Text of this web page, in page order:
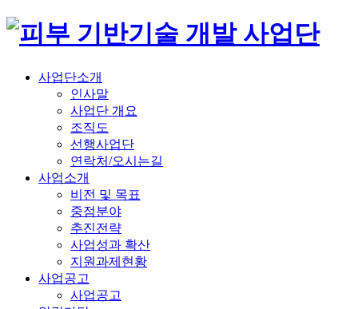
사업단소개
인사말
사업단 개요
조직도
선행사업단
연락처/오시는길
사업소개
비전 및 목표
중점분야
추진전략
사업성과 확산
지원과제현황
사업공고
사업공고